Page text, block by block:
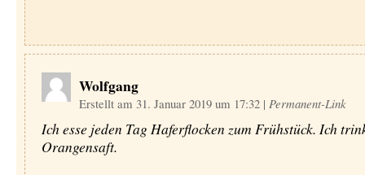
Wolfgang
Erstellt am 31. Januar 2019 um 17:32 | Permanent-Link
Ich esse jeden Tag Haferflocken zum Frühstück. Ich
Orangensaft.